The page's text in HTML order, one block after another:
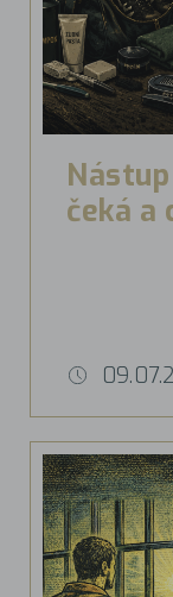
čeká a